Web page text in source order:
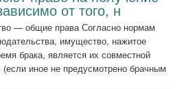
от того, н
— общие права Согласно нормам
имущество, нажитое
брака, является их совместной
(если иное не предусмотрено брачным